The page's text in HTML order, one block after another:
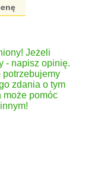
Jeżeli
- napisz opinię.
potrzebujemy
zdania o tym
może pomóc